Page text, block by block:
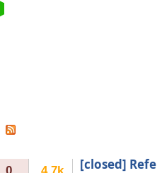
[closed]